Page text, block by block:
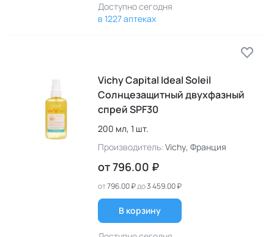
Доступно сегодня
в 1227 аптеках
Vichy Capital Ideal Soleil
Cолнцезащитный двухфазный
спрей SPF30
200 мл, 1 шт.
Производитель: Vichy, Франция
от796.00 ₽
от796.00 ₽до3 459.00 ₽
В корзину